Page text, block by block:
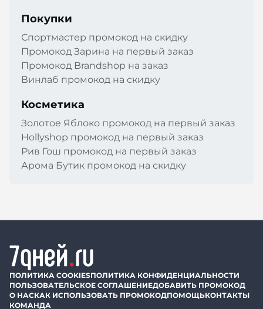
Покупки
Спортмастер промокод на скидку
Промокод Зарина на первый заказ
Промокод Brandshop на заказ
Винлаб промокод на скидку
Косметика
Золотое Яблоко промокод на первый заказ
Hollyshop промокод на первый заказ
Рив Гош промокод на первый заказ
Арома Бутик промокод на скидку
ПОЛИТИКА COOKIESПОЛИТИКА КОНФИДЕНЦИАЛЬНОСТИ
ПОЛЬЗОВАТЕЛЬСКОЕ СОГЛАШЕНИЕДОБАВИТЬ ПРОМОКОД
О НАСКАК ИСПОЛЬЗОВАТЬ ПРОМОКОДПОМОЩЬКОНТАКТЫ
КОМАНДА